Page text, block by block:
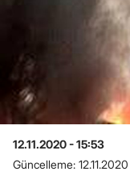
12.11.2020 - 15:53
Güncelleme: